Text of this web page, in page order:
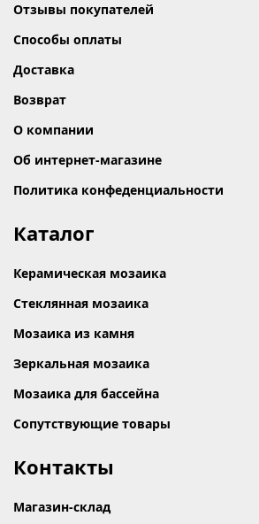
Отзывы покупателей
Способы оплаты
Доставка
Возврат
О компании
Об интернет-магазине
Политика конфеденциальности
Каталог
Керамическая мозаика
Стеклянная мозаика
Мозаика из камня
Зеркальная мозаика
Мозаика для бассейна
Сопутствующие товары
Контакты
Магазин-склад